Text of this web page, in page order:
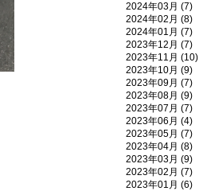
2024年03月 (7)
2024年02月 (8)
2024年01月 (7)
2023年12月 (7)
2023年11月 (10)
2023年10月 (9)
2023年09月 (7)
2023年08月 (9)
2023年07月 (7)
2023年06月 (4)
2023年05月 (7)
2023年04月 (8)
2023年03月 (9)
2023年02月 (7)
2023年01月 (6)